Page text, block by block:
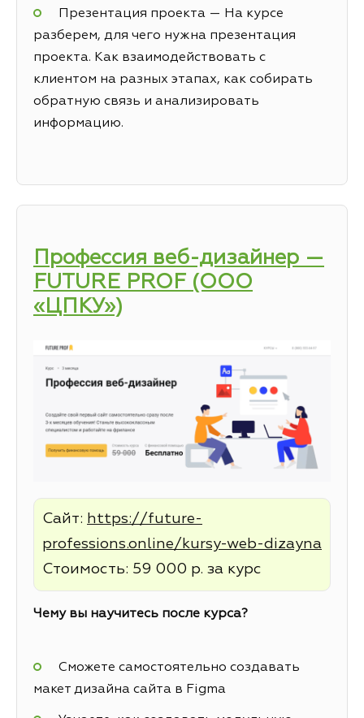
Презентация проекта — На курсе
разберем, для чего нужна презентация
проекта. Как взаимодействовать с
клиентом на разных этапах, как собирать
обратную связь и анализировать
информацию.
Профессия веб-дизайнер —
FUTURE PROF (ООО
«ЦПКУ»)
Сайт: https://future-
professions.online/kursy-web-dizayna
Стоимость: 59 000 р. за курс
Чему вы научитесь после курса?
Сможете самостоятельно создавать
макет дизайна сайта в Figma